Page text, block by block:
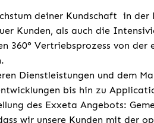
deiner Kundschaft in der
Kunden, als auch die
360° Vertriebsprozess von
Dienstleistungen und dem
bis hin zu
des Exxeta Angebots:
wir unsere Kunden mit der